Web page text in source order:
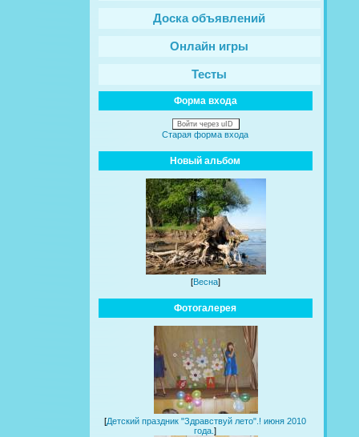
Доска объявлений
Онлайн игры
Тесты
Форма входа
Войти через uID
Старая форма входа
Новый альбом
[Весна]
Фотогалерея
[Детский праздник "Здравствуй лето".! июня 2010
года.]